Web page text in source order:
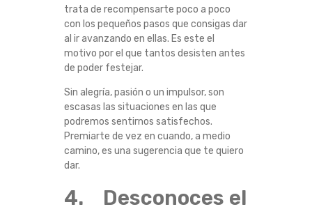
trata de recompensarte poco a poco
con los pequeños pasos que consigas dar
al ir avanzando en ellas. Es este el
motivo por el que tantos desisten antes
de poder festejar.
Sin alegría, pasión o un impulsor, son
escasas las situaciones en las que
podremos sentirnos satisfechos.
Premiarte de vez en cuando, a medio
camino, es una sugerencia que te quiero
dar.
4. Desconoces el